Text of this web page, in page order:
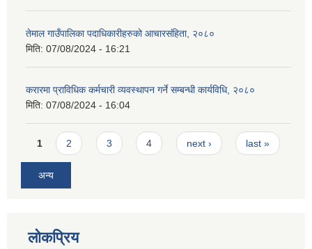
तेमाल गाउँपालिका पदाधिकारीहरुको आचारसंहिता, २०८०
मिति: 07/08/2024 - 16:21
करारमा प्राविधिक कर्मचारी व्यवस्थापन गर्ने सम्बन्धी कार्यविधि, २०८०
मिति: 07/08/2024 - 16:04
Pages
1 2 3 4 next › last »
अन्य
लोकप्रिय